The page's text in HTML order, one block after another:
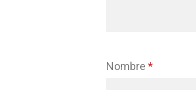
Nombre *